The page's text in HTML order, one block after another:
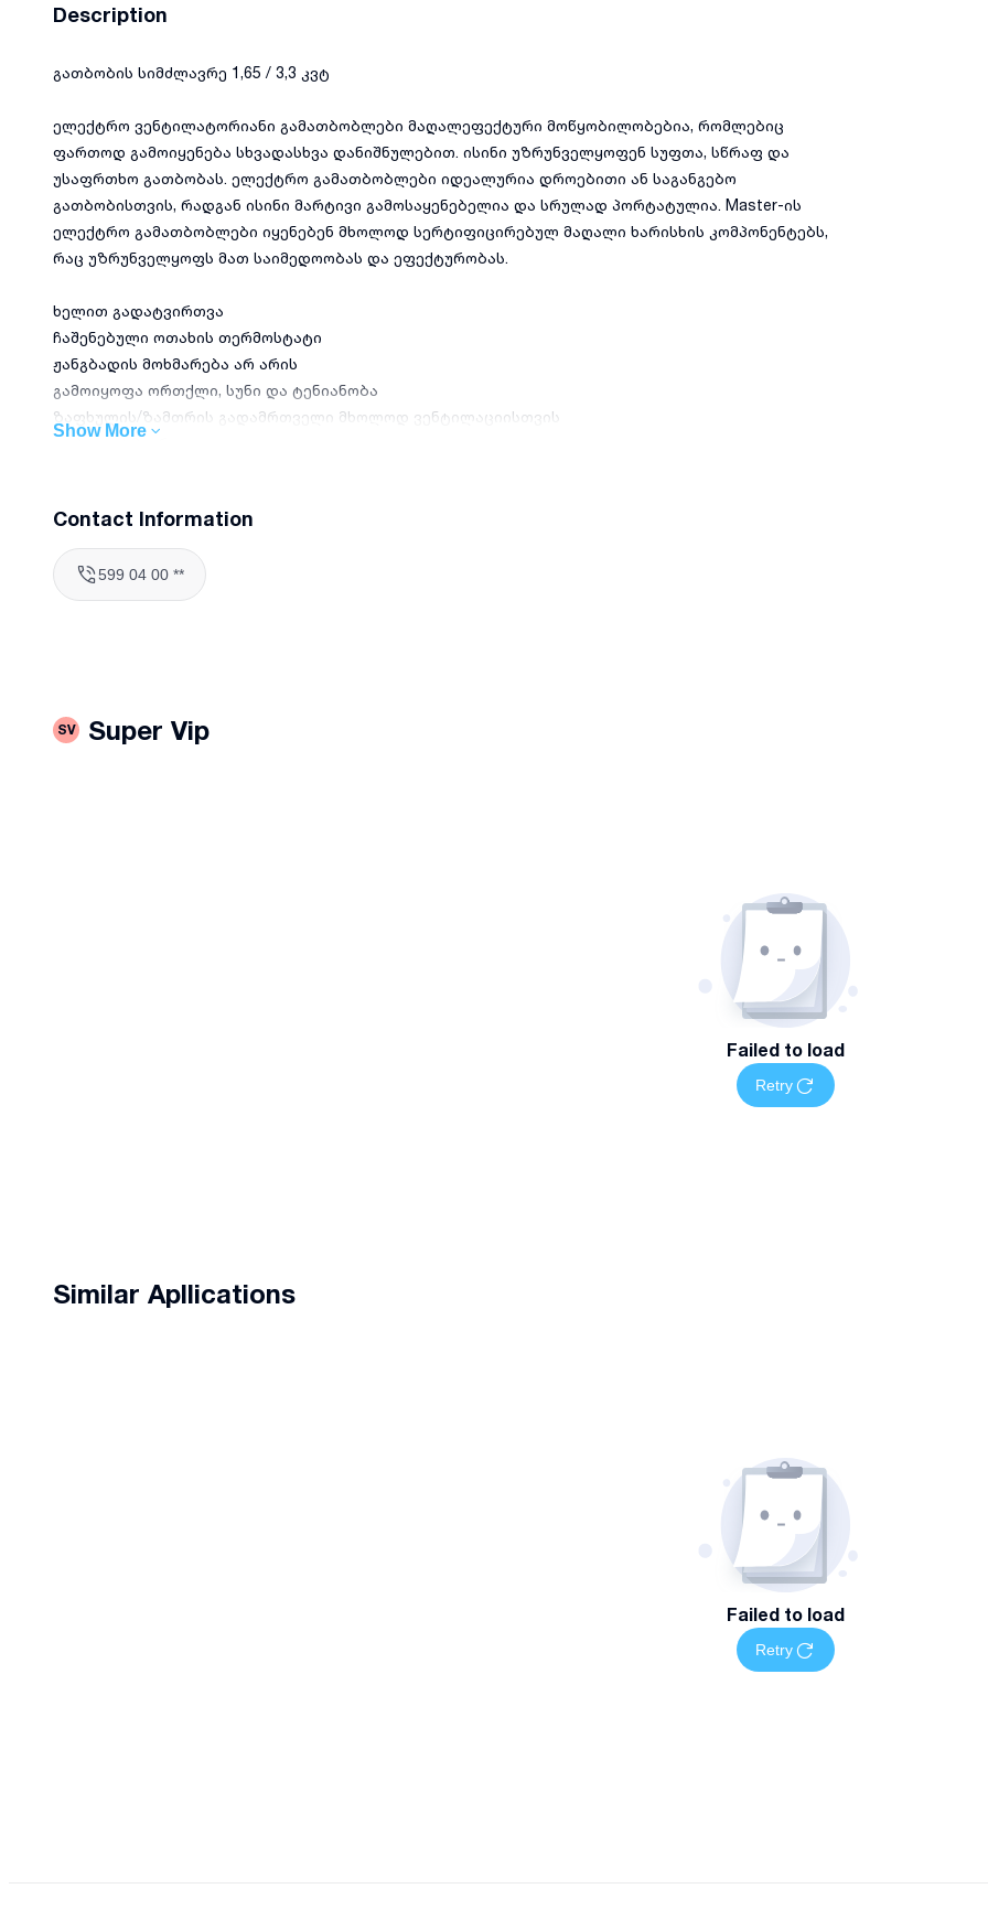
Description
გათბობის სიმძლავრე 1,65 / 3,3 კვტ
ელექტრო ვენტილატორიანი გამათბობლები მაღალეფექტური მოწყობილობებია, რომლებიც
ფართოდ გამოიყენება სხვადასხვა დანიშნულებით. ისინი უზრუნველყოფენ სუფთა, სწრაფ და
უსაფრთხო გათბობას. ელექტრო გამათბობლები იდეალურია დროებითი ან საგანგებო
გათბობისთვის, რადგან ისინი მარტივი გამოსაყენებელია და სრულად პორტატულია. Master-ის
ელექტრო გამათბობლები იყენებენ მხოლოდ სერტიფიცირებულ მაღალი ხარისხის კომპონენტებს,
რაც უზრუნველყოფს მათ საიმედოობას და ეფექტურობას.
ხელით გადატვირთვა
ჩაშენებული ოთახის თერმოსტატი
ჟანგბადის მოხმარება არ არის
გამოიყოფა ორთქლი, სუნი და ტენიანობა
ზაფხულის/ზამთრის გადამრთველი მხოლოდ ვენტილაციისთვის
დაბალი ხმაურით
Show More
Contact Information
599 04 00 **
SV Super Vip
Failed to load
Retry
Similar Apllications
Failed to load
Retry